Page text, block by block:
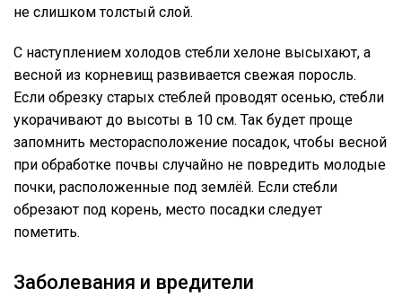
не слишком толстый слой.
С наступлением холодов стебли хелоне высыхают, а
весной из корневищ развивается свежая поросль.
Если обрезку старых стеблей проводят осенью, стебли
укорачивают до высоты в 10 см. Так будет проще
запомнить месторасположение посадок, чтобы весной
при обработке почвы случайно не повредить молодые
почки, расположенные под землёй. Если стебли
обрезают под корень, место посадки следует
пометить.
Заболевания и вредители